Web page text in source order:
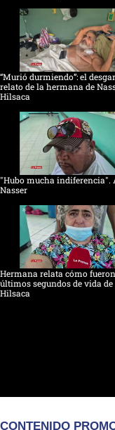
“Murió durmiendo”: el
relato de la hermana de
Hilsaca
"Hubo mucha indiferencia".
Nasser
Hermana relata cómo
últimos segundos de vida de
Hilsaca
CONTENIDO